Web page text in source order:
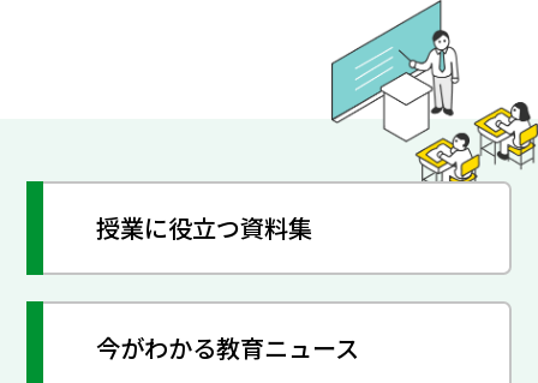
授業に役立つ資料集
今がわかる教育ニュース